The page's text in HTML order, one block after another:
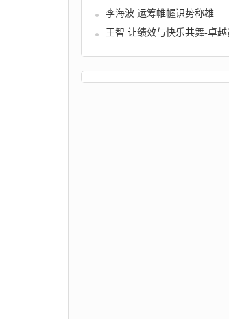
李海波 运筹帷幄识势称雄